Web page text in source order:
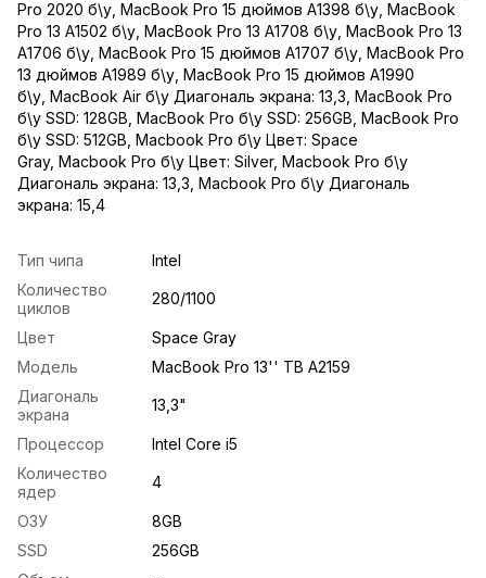
Pro 2020 б\у MacBook Pro 15 дюймов A1398 б\у MacBook
Pro 13 A1502 б\у MacBook Pro 13 A1708 б\у MacBook Pro 13
A1706 б\у MacBook Pro 15 дюймов A1707 б\у MacBook Pro
13 дюймов A1989 б\у MacBook Pro 15 дюймов A1990
б\у MacBook Air б\у Диагональ экрана: 13,3 MacBook Pro
б\у SSD: 128GB MacBook Pro б\у SSD: 256GB MacBook Pro
б\у SSD: 512GB Macbook Pro б\у Цвет: Space
Gray, Macbook Pro б\у Цвет: Silver, Macbook Pro б\у
Диагональ экрана: 13,3 Macbook Pro б\у Диагональ
экрана: 15,4
Тип чипа
Intel
Количество
циклов
280/1100
Цвет
Space Gray
Модель
MacBook Pro 13'' TB A2159
Диагональ
экрана
13,3"
Процессор
Intel Core i5
Количество
ядер
4
ОЗУ
8GB
SSD
256GB